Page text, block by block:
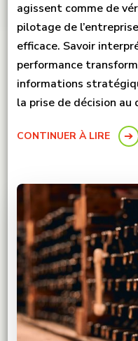
agissent comme de
pilotage de
efficace. Savoir
performance
informations
la prise de décision
CONTINUER À LIRE